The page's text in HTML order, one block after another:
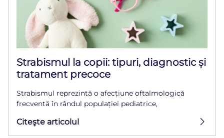
Strabismul la copii: tipuri, diagnostic și
tratament precoce
Strabismul reprezintă o afecțiune oftalmologică
frecventă în rândul populației pediatrice,
Citeşte articolul